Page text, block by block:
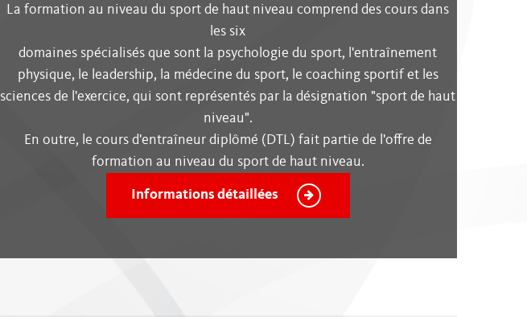
La formation au niveau du sport de haut niveau comprend des cours dans
les six
domaines spécialisés que sont la psychologie du sport, l'entraînement
physique, le leadership, la médecine du sport, le coaching sportif et les
sciences de l'exercice, qui sont représentés par la désignation "sport de haut
niveau".
En outre, le cours d'entraîneur diplômé (DTL) fait partie de l'offre de
formation au niveau du sport de haut niveau.
Informations détaillées